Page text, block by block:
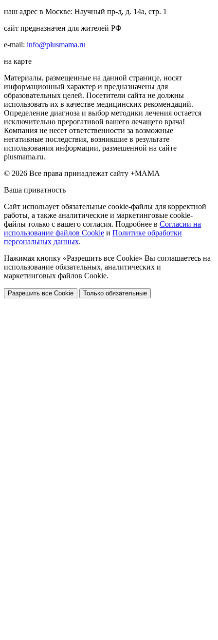
наш адрес в Москве: Научный пр-д, д. 14а, стр. 1
сайт предназначен для жителей РФ
e-mail: info@plusmama.ru
на карте
Материалы, размещенные на данной странице, носят
информационный характер и предназначены для
образовательных целей. Посетители сайта не должны
использовать их в качестве медицинских рекомендаций.
Определение диагноза и выбор методики лечения остается
исключительно прерогативой вашего лечащего врача!
Компания не несет ответственности за возможные
негативные последствия, возникшие в результате
использования информации, размешенной на сайте
plusmama.ru.
© 2026 Все права принадлежат сайту +МАМА
Ваша приватность
Сайт использует обязательные cookie-файлы для корректной
работы, а также аналитические и маркетинговые cookie-
файлы только с вашего согласия. Подробнее в Согласии на
использование файлов Cookie и Политике обработки
персональных данных.
Нажимая кнопку «Разрешить все Cookie» Вы соглашаетесь на
использование обязательных, аналитических и
маркетинговых файлов Cookie.
Разрешить все Cookie Только обязательные